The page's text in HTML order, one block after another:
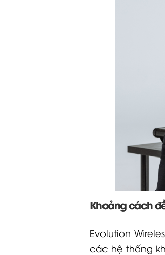
Khoảng cách
Evolution
các hệ thống